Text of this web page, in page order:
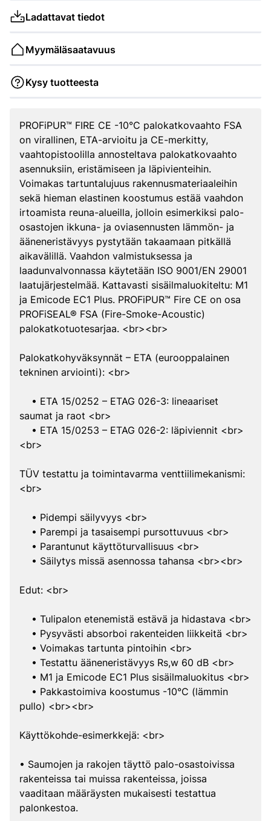
Ladattavat tiedot
Myymäläsaatavuus
Kysy tuotteesta
PROFiPUR™ FIRE CE -10°C palokatkovaahto FSA
on virallinen, ETA-arvioitu ja CE-merkitty,
vaahtopistoolilla annosteltava palokatkovaahto
asennuksiin, eristämiseen ja läpivienteihin.
Voimakas tartuntalujuus rakennusmateriaaleihin
sekä hieman elastinen koostumus estää vaahdon
irtoamista reuna-alueilla, jolloin esimerkiksi palo-
osastojen ikkuna- ja oviasennusten lämmön- ja
ääneneristävyys pystytään takaamaan pitkällä
aikavälillä. Vaahdon valmistuksessa ja
laadunvalvonnassa käytetään ISO 9001/EN 29001
laatujärjestelmää. Kattavasti sisäilmaluokiteltu: M1
ja Emicode EC1 Plus. PROFiPUR™ Fire CE on osa
PROFiSEAL® FSA (Fire-Smoke-Acoustic)
palokatkotuotesarjaa. <br><br>
Palokatkohyväksynnät – ETA (eurooppalainen
tekninen arviointi): <br>
• ETA 15/0252 – ETAG 026-3: lineaariset
saumat ja raot <br>
• ETA 15/0253 – ETAG 026-2: läpiviennit <br>
<br>
TÜV testattu ja toimintavarma venttiilimekanismi:
<br>
• Pidempi säilyvyys <br>
• Parempi ja tasaisempi pursottuvuus <br>
• Parantunut käyttöturvallisuus <br>
• Säilytys missä asennossa tahansa <br><br>
Edut: <br>
• Tulipalon etenemistä estävä ja hidastava <br>
• Pysyvästi absorboi rakenteiden liikkeitä <br>
• Voimakas tartunta pintoihin <br>
• Testattu ääneneristävyys Rs,w 60 dB <br>
• M1 ja Emicode EC1 Plus sisäilmaluokitus <br>
• Pakkastoimiva koostumus -10°C (lämmin
pullo) <br><br>
Käyttökohde-esimerkkejä: <br>
• Saumojen ja rakojen täyttö palo-osastoivissa
rakenteissa tai muissa rakenteissa, joissa
vaaditaan määräysten mukaisesti testattua
palonkestoa.